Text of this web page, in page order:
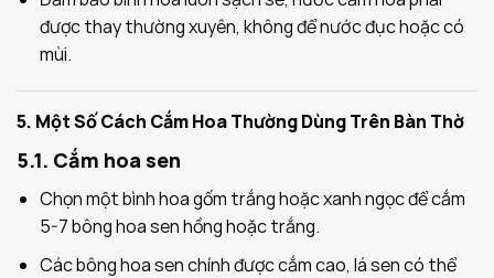
được thay thường xuyên, không để nước đục hoặc có
mùi.
5. Một Số Cách Cắm Hoa Thường Dùng Trên Bàn Thờ
5.1. Cắm hoa sen
Chọn một bình hoa gốm trắng hoặc xanh ngọc để cắm
5-7 bông hoa sen hồng hoặc trắng.
Các bông hoa sen chính được cắm cao, lá sen có thể